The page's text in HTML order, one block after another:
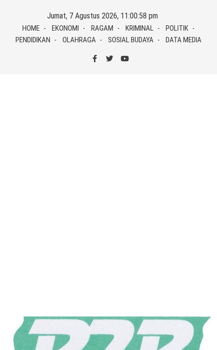
content
Jumat, 7 Agustus 2026, 11:00:58 pm
HOME EKONOMI RAGAM KRIMINAL
POLITIK
PENDIDIKAN
OLAHRAGA SOSIAL BUDAYA DATA MEDIA